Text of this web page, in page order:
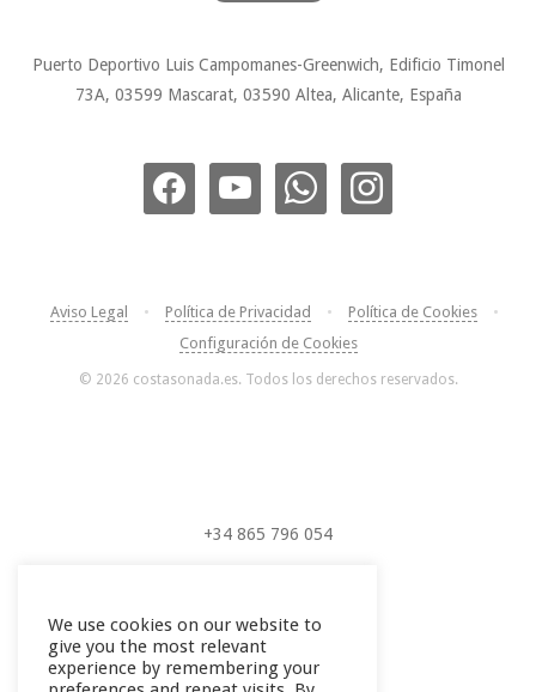
Puerto Deportivo Luis Campomanes-Greenwich, Edificio Timonel
73A, 03599 Mascarat, 03590 Altea, Alicante, España
Aviso Legal • Política de Privacidad • Política de Cookies
•
Configuración de Cookies
© 2026 costasonada.es. Todos los derechos reservados.
+34 865 796 054
We use cookies on our website to
give you the most relevant
experience by remembering your